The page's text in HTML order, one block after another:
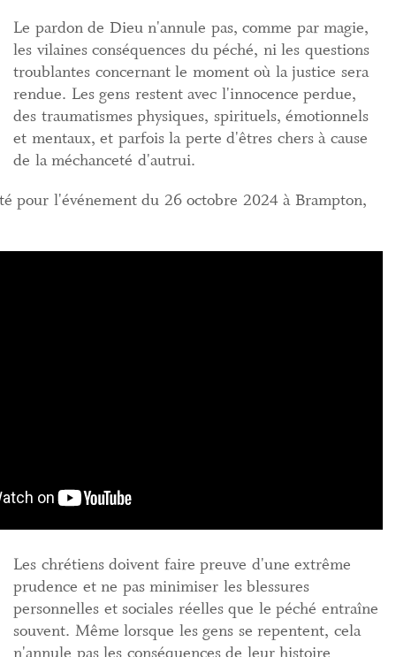
Le pardon de Dieu n'annule pas, comme par magie,
les vilaines conséquences du péché, ni les questions
troublantes concernant le moment où la justice sera
rendue. Les gens restent avec l'innocence perdue,
des traumatismes physiques, spirituels, émotionnels
et mentaux, et parfois la perte d'êtres chers à cause
de la méchanceté d'autrui.
du 26 octobre 2024 à Brampton,
Les chrétiens doivent faire preuve d'une extrême
prudence et ne pas minimiser les blessures
personnelles et sociales réelles que le péché entraîne
souvent. Même lorsque les gens se repentent, cela